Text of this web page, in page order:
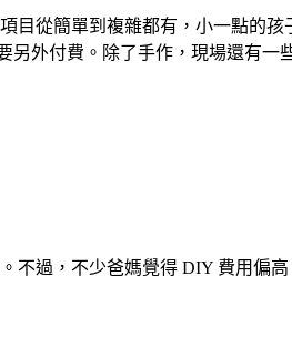
目從簡單到複雜都有，小一點的孩
外付費。除了手作，現場還有一
過，不少爸媽覺得 DIY 費用偏高